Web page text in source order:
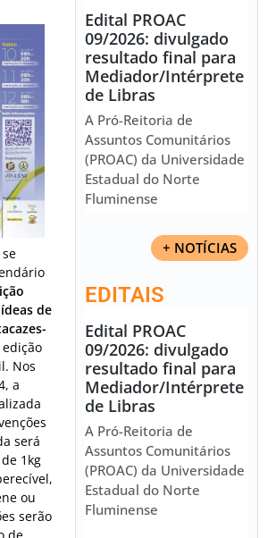
de
edição
Nos
a
será
1kg
ou
serão
de
Edital PROAC
09/2026: divulgado
resultado final para
Mediador/Intérprete
de Libras
A Pró-Reitoria de
Assuntos Comunitários
(PROAC) da Universidade
Estadual do Norte
Fluminense
+ NOTÍCIAS
EDITAIS
Edital PROAC
09/2026: divulgado
resultado final para
Mediador/Intérprete
de Libras
A Pró-Reitoria de
Assuntos Comunitários
(PROAC) da Universidade
Estadual do Norte
Fluminense